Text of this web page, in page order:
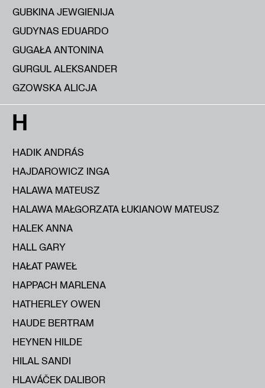
GUBKINA JEWGIENIJA
GUDYNAS EDUARDO
GUGAŁA ANTONINA
GURGUL ALEKSANDER
GZOWSKA ALICJA
H
HADIK ANDRÁS
HAJDAROWICZ INGA
HALAWA MATEUSZ
HALAWA MAŁGORZATA ŁUKIANOW MATEUSZ
HALEK ANNA
HALL GARY
HAŁAT PAWEŁ
HAPPACH MARLENA
HATHERLEY OWEN
HAUDE BERTRAM
HEYNEN HILDE
HILAL SANDI
HLAVÁČEK DALIBOR